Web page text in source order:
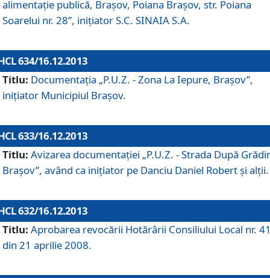
alimentaţie publică, Braşov, Poiana Braşov, str. Poiana
Soarelui nr. 28”, iniţiator S.C. SINAIA S.A.
634/16.12.2013
Titlu: Documentaţia „P.U.Z. - Zona La Iepure, Braşov”,
iniţiator Municipiul Braşov.
633/16.12.2013
Titlu: Avizarea documentaţiei „P.U.Z. - Strada După
Braşov”, având ca iniţiator pe Danciu Daniel Robert şi alţii.
632/16.12.2013
Titlu: Aprobarea revocării Hotărârii Consiliului Local nr.
din 21 aprilie 2008.